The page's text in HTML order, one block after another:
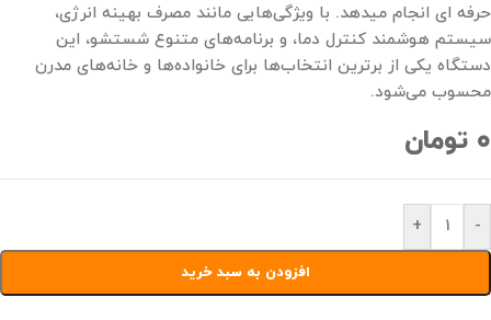
حرفه ای انجام میدهد. با ویژگی‌هایی مانند مصرف بهینه انرژی،
سیستم هوشمند کنترل دما، و برنامه‌های متنوع شستشو، این
دستگاه یکی از برترین انتخاب‌ها برای خانواده‌ها و خانه‌های مدرن
محسوب می‌شود.
۰ تومان
-
+
افزودن به سبد خرید